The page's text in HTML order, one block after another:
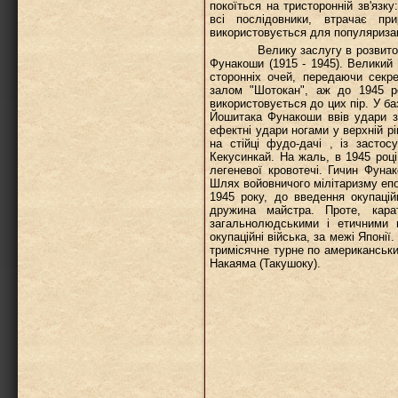
покоїться на тристоронній
всі послідовники, втрачає
використовується для
Велику заслугу в розвиток
Фунакоши (1915 - 1945). Великий
сторонніх очей, передаючи
залом "Шотокан", аж до 1945
використовується до цих пір. У
Йошитака Фунакоши ввів удари з
ефектні удари ногами у верхній
на стійці фудо-дачі , із
Кекусинкай. На жаль, в 1945
легеневої кровотечі. Гичин
Шлях войовничого мілітаризму
1945 року, до введення
дружина майстра. Проте,
загальнолюдськими і
окупаційні війська, за межі
тримісячне турне по
Накаяма (Такушоку).